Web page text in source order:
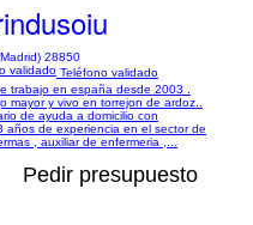
28850
Teléfono validado
trabajo en españa desde 2003 .
y vivo en torrejon de ardoz..
de ayuda a domicilio con
años de experiencia en el sector de
, auxiliar de enfermeria ,...
Pedir presupuesto